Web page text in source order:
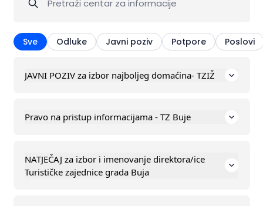
Sve Odluke Javni poziv Potpore Poslovi
JAVNI POZIV za izbor najboljeg domaćina- TZIŽ
Pravo na pristup informacijama - TZ Buje
NATJEČAJ za izbor i imenovanje direktora/ice
Turističke zajednice grada Buja